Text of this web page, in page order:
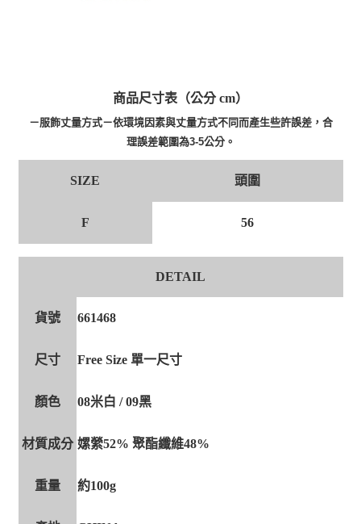
商品尺寸表（公分 cm）
－服飾丈量方式－依環境因素與丈量方式不同而產生些許誤差，合
理誤差範圍為3-5公分。
SIZE 頭圍
F 56
DETAIL
貨號 661468
尺寸 Free Size 單一尺寸
顏色 08米白 / 09黑
材質成分 嫘縈52% 聚酯纖維48%
重量 約100g